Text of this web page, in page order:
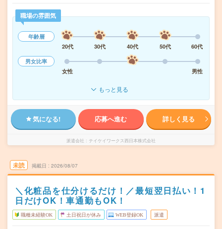
職場の雰囲気
年齢層
20代
30代 40代 50代
60代
男女比率
女性
男性
もっと見る
気になる! 応募へ進む 詳しく見る
派遣会社 テイケイワークス西日本株式会社
未読 掲載日 2026/08/07
＼化粧品を仕分けるだけ！／最短翌日払い！1
日だけOK！車通勤もOK！
職種未経験OK 土日祝日が休み WEB登録OK 派遣